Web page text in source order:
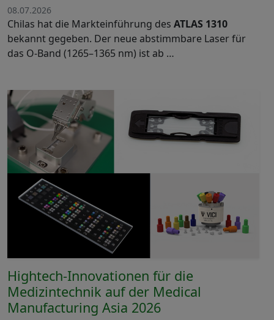
08.07.2026
Chilas hat die Markteinführung des ATLAS 1310
bekannt gegeben. Der neue abstimmbare Laser für
das O-Band (1265–1365 nm) ist ab …
Hightech-Innovationen für die
Medizintechnik auf der Medical
Manufacturing Asia 2026